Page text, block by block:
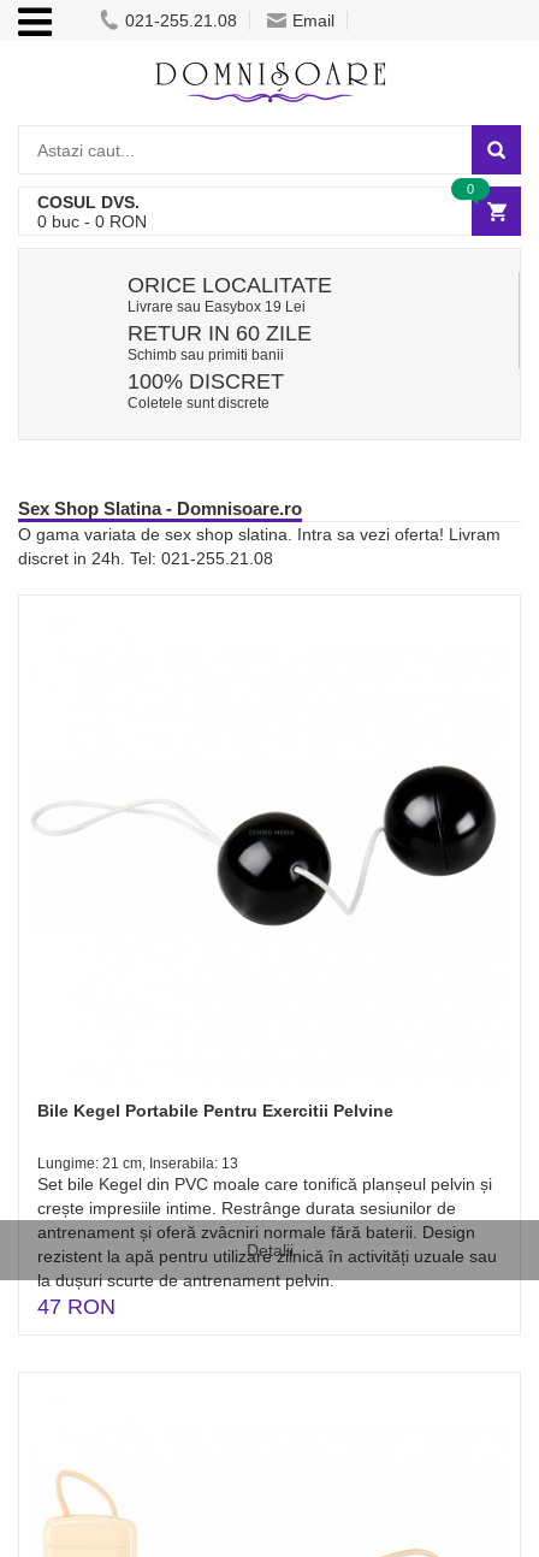
021-255.21.08 Email
COSUL DVS.
0 buc - 0 RON
0
ORICE LOCALITATE
Livrare sau Easybox 19 Lei
RETUR IN 60 ZILE
Schimb sau primiti banii
100% DISCRET
Coletele sunt discrete
Sex Shop Slatina - Domnisoare.ro
O gama variata de sex shop slatina. Intra sa vezi oferta! Livram
discret in 24h. Tel: 021-255.21.08
Detalii
Bile Kegel Portabile Pentru Exercitii Pelvine
Lungime: 21 cm, Inserabila: 13
Set bile Kegel din PVC moale care tonifică planșeul pelvin și
crește impresiile intime. Restrânge durata sesiunilor de
antrenament și oferă zvâcniri normale fără baterii. Design
rezistent la apă pentru utilizare zilnică în activități uzuale sau
la dușuri scurte de antrenament pelvin.
47 RON